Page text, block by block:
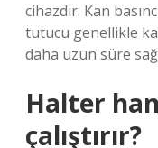
cihazdır. Kan
tutucu genellikle
daha uzun süre
Halter
çalıştırır?